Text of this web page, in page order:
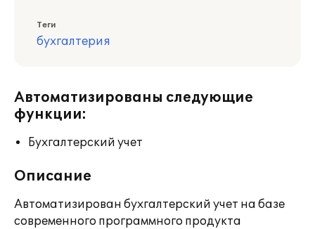
Теги
бухгалтерия
Автоматизированы следующие
функции:
Бухгалтерский учет
Описание
Автоматизирован бухгалтерский учет на базе
современного программного продукта